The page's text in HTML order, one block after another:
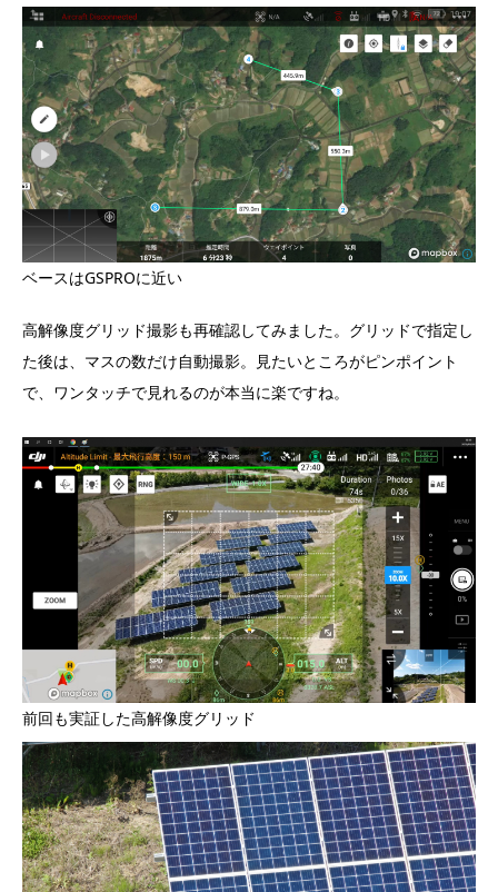
ベースはGSPROに近い
高解像度グリッド撮影も再確認してみました。グリッドで指定し
た後は、マスの数だけ自動撮影。見たいところがピンポイント
で、ワンタッチで見れるのが本当に楽ですね。
前回も実証した高解像度グリッド